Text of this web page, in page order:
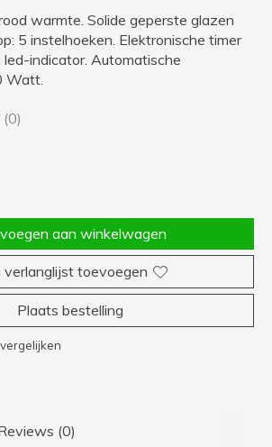
warmte. Solide geperste glazen
5 instelhoeken. Elektronische timer
indicator. Automatische
Watt.
dit product is
(0)
aan winkelwagen
verlanglijst toevoegen
Plaats bestelling
(0)